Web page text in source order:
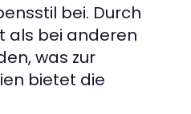
bei. Durch
als bei anderen
was zur
bietet die